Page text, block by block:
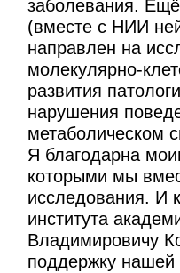
заболевания.
(вместе с НИИ
направлен на
молекулярно-
развития
нарушения
метаболическом
Я благодарна
которыми мы
исследования. И
института
Владимировичу
поддержку нашей